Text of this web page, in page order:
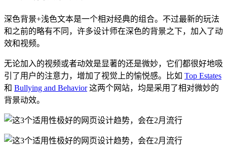
深色背景+浅色文本是一个相对经典的组合。不过最新的玩法
和之前的略有不同，许多设计师在深色的背景之下，加入了动
效和视频。
无论加入的视频或者动效是显著的还是微妙，它们都很好地吸
引了用户的注意力，增加了视觉上的愉悦感。比如 Top Estates
和 Bullying and Behavior这两个网站，均是采用了相对微妙的
背景动效。